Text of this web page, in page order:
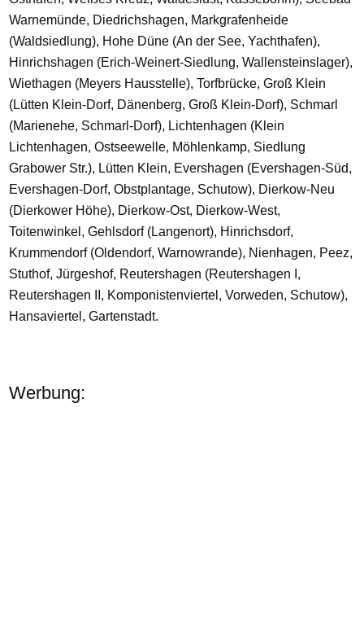
Warnemünde, Diedrichshagen, Markgrafenheide
(Waldsiedlung), Hohe Düne (An der See, Yachthafen),
Hinrichshagen (Erich-Weinert-Siedlung, Wallensteinslager),
Wiethagen (Meyers Hausstelle), Torfbrücke, Groß Klein
(Lütten Klein-Dorf, Dänenberg, Groß Klein-Dorf), Schmarl
(Marienehe, Schmarl-Dorf), Lichtenhagen (Klein
Lichtenhagen, Ostseewelle, Möhlenkamp, Siedlung
Grabower Str.), Lütten Klein, Evershagen (Evershagen-Süd,
Evershagen-Dorf, Obstplantage, Schutow), Dierkow-Neu
(Dierkower Höhe), Dierkow-Ost, Dierkow-West,
Toitenwinkel, Gehlsdorf (Langenort), Hinrichsdorf,
Krummendorf (Oldendorf, Warnowrande), Nienhagen, Peez,
Stuthof, Jürgeshof, Reutershagen (Reutershagen I,
Reutershagen II, Komponistenviertel, Vorweden, Schutow),
Hansaviertel, Gartenstadt.
Werbung: